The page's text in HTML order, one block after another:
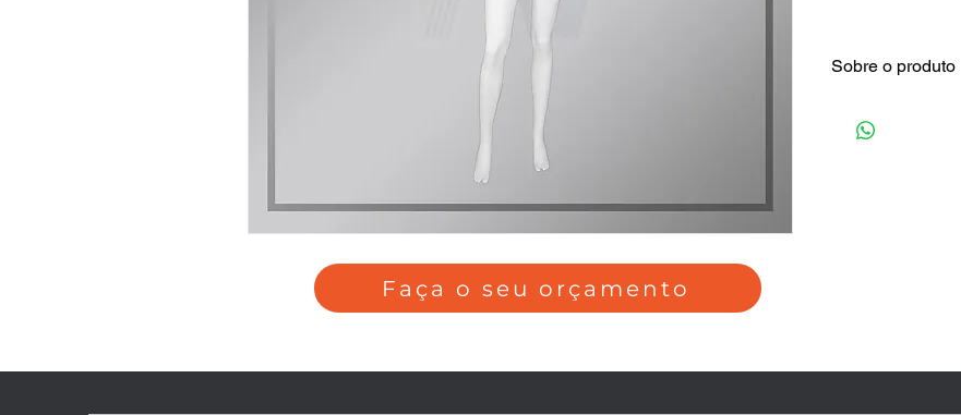
Sobre o produto
Faça o seu orçamento